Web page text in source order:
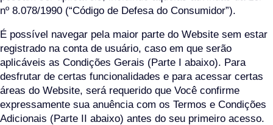
nº 8.078/1990 (“Código de Defesa do Consumidor”).
É possível navegar pela maior parte do Website sem estar
registrado na conta de usuário, caso em que serão
aplicáveis as Condições Gerais (Parte I abaixo). Para
desfrutar de certas funcionalidades e para acessar certas
áreas do Website, será requerido que Você confirme
expressamente sua anuência com os Termos e Condições
Adicionais (Parte II abaixo) antes do seu primeiro acesso.